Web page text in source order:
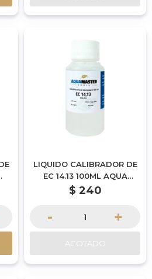
LIQUIDO CALIBRADOR DE
EC 14.13 100ML AQUA
MASTER TOOLS
$ 240
- +
AGOTADO